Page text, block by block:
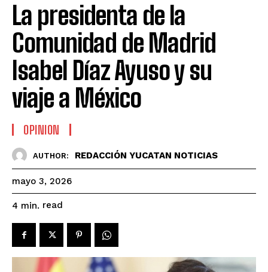
La presidenta de la
Comunidad de Madrid
Isabel Díaz Ayuso y su
viaje a México
OPINION
AUTHOR: REDACCIÓN YUCATAN NOTICIAS
mayo 3, 2026
4 min. read